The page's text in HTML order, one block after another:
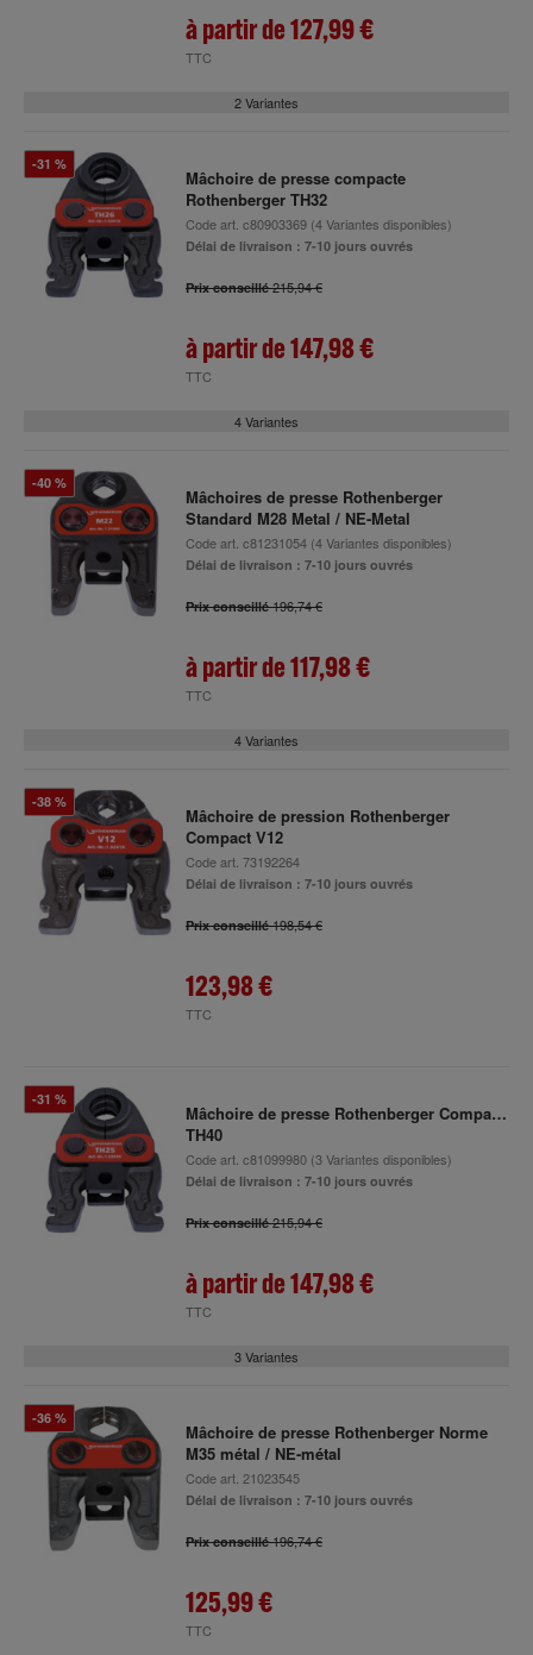
à partir de127,99 €
TTC
2 Variantes
-31 %
Mâchoire de presse compacte
Rothenberger TH32
Code art. c80903369(4 Variantes disponibles)
Délai de livraison : 7-10 jours ouvrés
Prix conseillé215,94 €
à partir de147,98 €
TTC
4 Variantes
-40 %
Mâchoires de presse Rothenberger
Standard M28 Metal / NE-Metal
Code art. c81231054(4 Variantes disponibles)
Délai de livraison : 7-10 jours ouvrés
Prix conseillé196,74 €
à partir de117,98 €
TTC
4 Variantes
-38 %
Mâchoire de pression Rothenberger
Compact V12
Code art. 73192264
Délai de livraison : 7-10 jours ouvrés
Prix conseillé198,54 €
123,98 €
TTC
-31 %
Mâchoire de presse Rothenberger Compact,
TH40
Code art. c81099980(3 Variantes disponibles)
Délai de livraison : 7-10 jours ouvrés
Prix conseillé215,94 €
à partir de147,98 €
TTC
3 Variantes
-36 %
Mâchoire de presse Rothenberger Norme
M35 métal / NE-métal
Code art. 21023545
Délai de livraison : 7-10 jours ouvrés
Prix conseillé196,74 €
125,99 €
TTC